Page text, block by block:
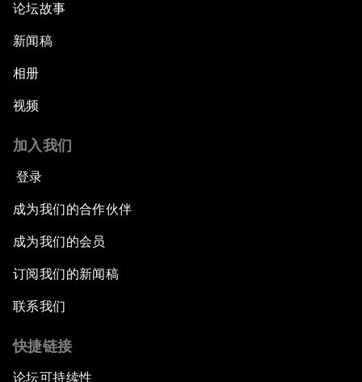
论坛故事
新闻稿
相册
视频
加入我们
登录
成为我们的合作伙伴
成为我们的会员
订阅我们的新闻稿
联系我们
快捷链接
论坛可持续性